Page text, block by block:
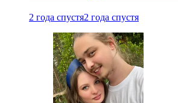
2 года спустя2 года спустя